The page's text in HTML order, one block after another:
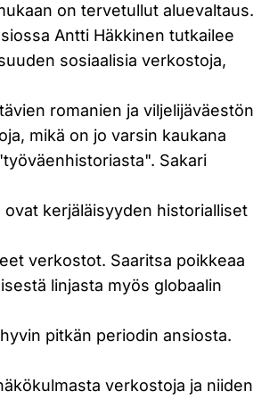
on tervetullut aluevaltaus.
Antti Häkkinen tutkailee
sosiaalisia verkostoja,
romanien ja viljelijäväestön
mikä on jo varsin kaukana
Sakari
ovat kerjäläisyyden historialliset
verkostot. Saaritsa poikkeaa
linjasta myös globaalin
pitkän periodin ansiosta.
verkostoja ja niiden